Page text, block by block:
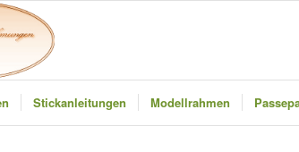
Stickanleitungen Modellrahmen